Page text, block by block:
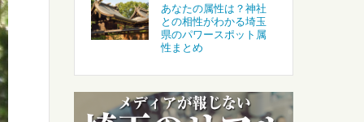
あなたの属性は？神社
との相性がわかる埼玉
県のパワースポット属
性まとめ